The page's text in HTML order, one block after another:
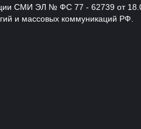
СМИ ЭЛ № ФС 77 - 62739 от
и массовых коммуникаций РФ.